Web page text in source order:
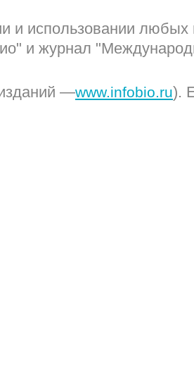
и использовании любых
и журнал
—www.infobio.ru).